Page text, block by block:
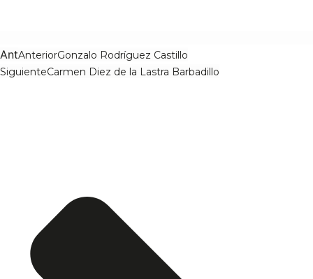
AntAnteriorGonzalo Rodríguez Castillo
SiguienteCarmen Diez de la Lastra Barbadillo